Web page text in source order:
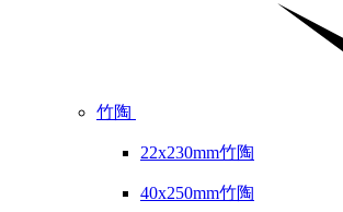
竹陶
22x230mm竹陶
40x250mm竹陶